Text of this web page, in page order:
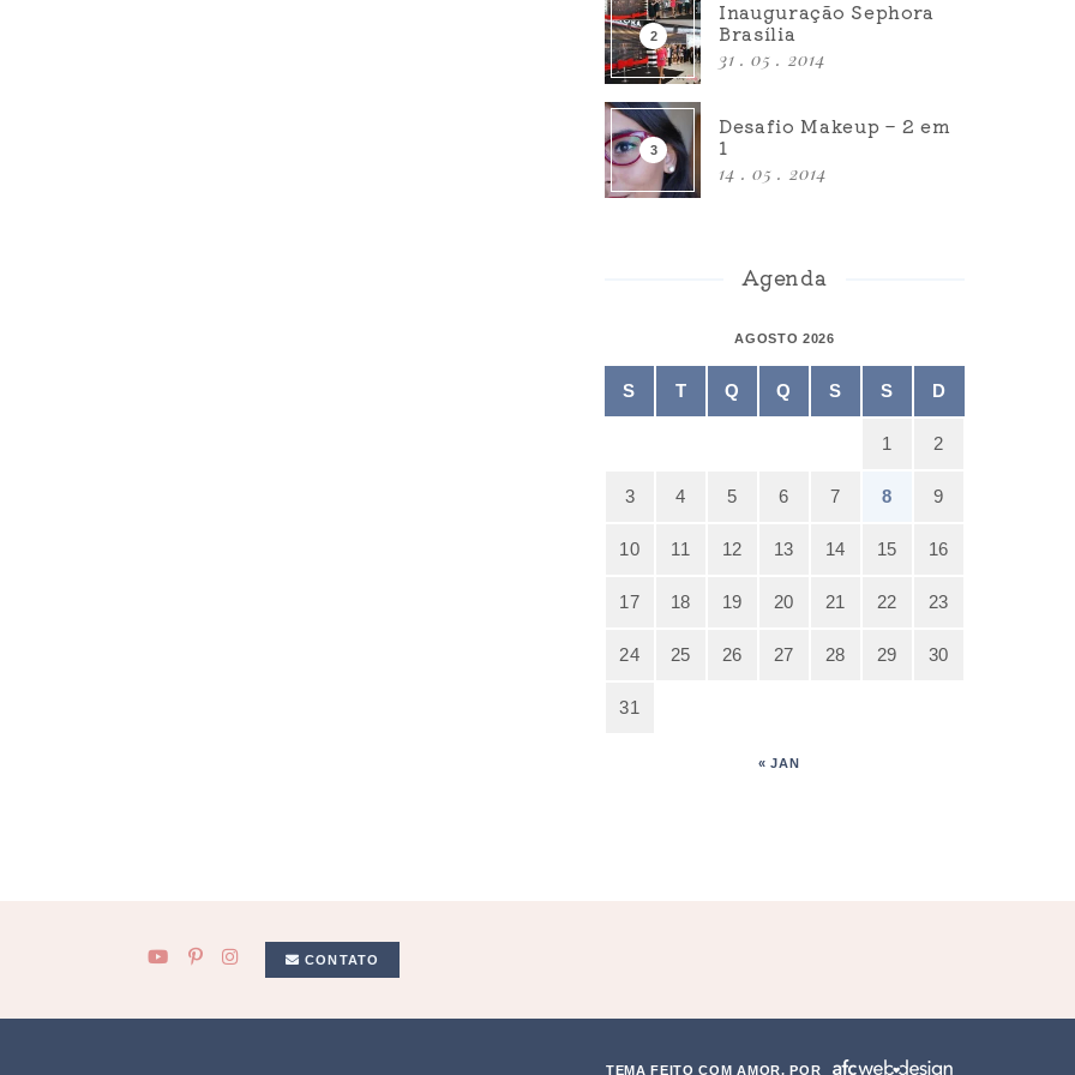
Inauguração Sephora
Brasília
31 . 05 . 2014
Desafio Makeup – 2 em
1
14 . 05 . 2014
Agenda
AGOSTO 2026
S T Q Q S S D
1 2
3 4 5 6 7 8 9
10 11 12 13 14 15 16
17 18 19 20 21 22 23
24 25 26 27 28 29 30
31
« JAN
CONTATO
TEMA FEITO COM AMOR, POR